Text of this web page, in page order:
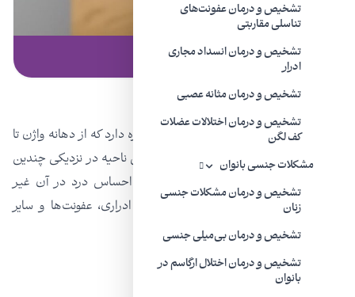
تشخیص و درمان عفونت‌های
تناسلی مقاربتی
تشخیص و درمان انسداد مجاری
ادرار
تشخیص و درمان مثانه عصبی
تشخیص و درمان اختلالات عضلات
کف لگن
مشکلات جنسی بانوان
تشخیص و درمان مشکلات جنسی
زنان
تشخیص و درمان بی‌میلی جنسی
تشخیص و درمان اختلال ارگاسم در
بانوان
مقاله | ۲ آذر ۱۴۰۰
درد پرینه چیست؟
چه عواملی باعث درد پرینه می شود؟
پرینه به ناحیه بین مقعد و اندام تناسلی اشاره دارد که از دهانه واژن تا
مقعد یا کیسه بیضه تا مقعد امتداد دارد. این ناحیه در نزدیکی چندین
عصب، ماهیچه و اندام قرار دارد، بنابراین احساس درد در آن غیر
معمول نیست. صدمات، مشکلات دستگاه ادراری، عفونت‌ها و سایر
شرایط می‌توانند باعث درد پرینه شوند.